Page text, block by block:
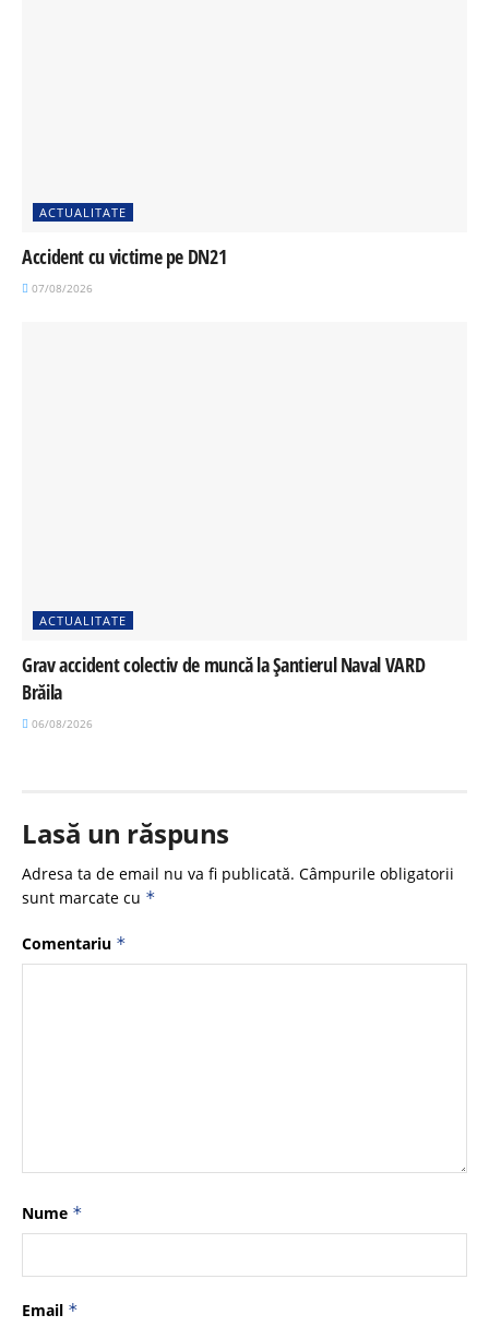
ACTUALITATE
Accident cu victime pe DN21
07/08/2026
ACTUALITATE
Grav accident colectiv de muncă la Șantierul Naval VARD
Brăila
06/08/2026
Lasă un răspuns
Adresa ta de email nu va fi publicată. Câmpurile obligatorii
sunt marcate cu *
Comentariu *
Nume *
Email *